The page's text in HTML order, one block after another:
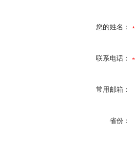
您的姓名：
联系电话：
常用邮箱：
省份：